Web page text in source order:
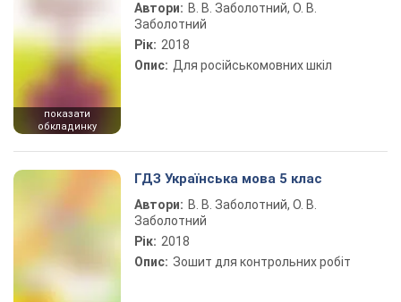
показати
обкладинку
Автори: В. В. Заболотний, О. В.
Заболотний
Рік: 2018
Опис: Для російськомовних шкіл
ГДЗ Українська мова 5 клас
Автори: В. В. Заболотний, О. В.
Заболотний
Рік: 2018
Опис: Зошит для контрольних робіт